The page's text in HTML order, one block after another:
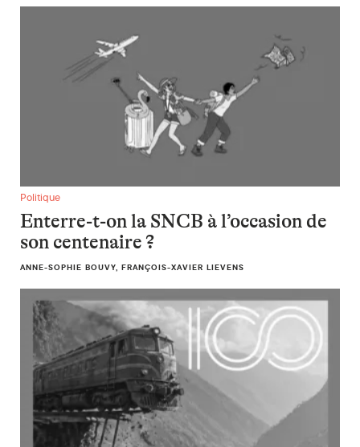
Enterre-t-on la SNCB à l’occasion de son centenaire ?
Politique
Enterre-t-on la SNCB à l’occasion de
son centenaire ?
ANNE-SOPHIE BOUVY, FRANÇOIS-XAVIER LIEVENS